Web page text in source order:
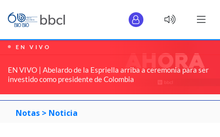
EN VIVO
EN VIVO | Abelardo de la Espriella arriba a ceremonia para ser
investido como presidente de Colombia
Notas > Noticia